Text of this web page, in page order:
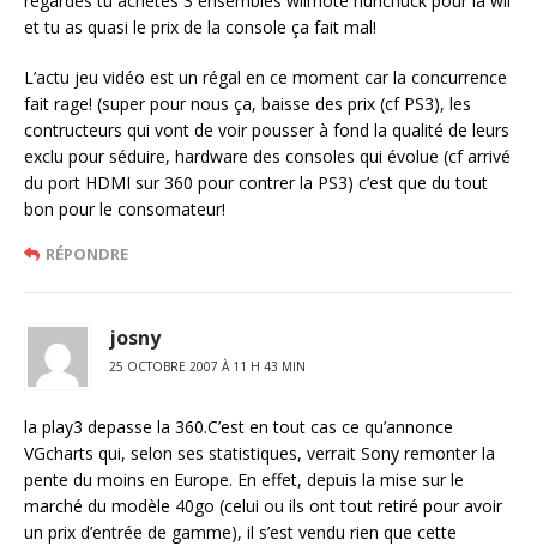
et tu as quasi le prix de la console ça fait mal!
L’actu jeu vidéo est un régal en ce moment car la concurrence
fait rage! (super pour nous ça, baisse des prix (cf PS3), les
contructeurs qui vont de voir pousser à fond la qualité de leurs
exclu pour séduire, hardware des consoles qui évolue (cf arrivé
du port HDMI sur 360 pour contrer la PS3) c’est que du tout
bon pour le consomateur!
RÉPONDRE
josny
25 OCTOBRE 2007 À 11 H 43 MIN
la play3 depasse la 360.C’est en tout cas ce qu’annonce
VGcharts qui, selon ses statistiques, verrait Sony remonter la
pente du moins en Europe. En effet, depuis la mise sur le
marché du modèle 40go (celui ou ils ont tout retiré pour avoir
un prix d’entrée de gamme), il s’est vendu rien que cette